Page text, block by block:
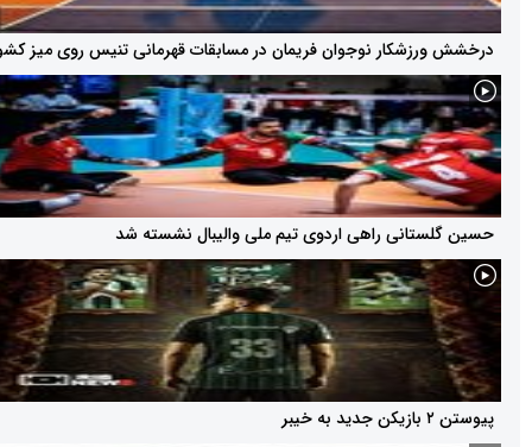
نوجوان فریمان در مسابقات قهرمانی تنیس روی میز کشور
راهی اردوی تیم ملی والیبال نشسته شد